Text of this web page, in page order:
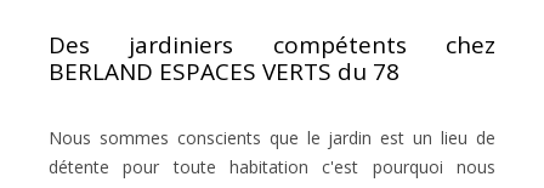
Des jardiniers compétents chez
BERLAND ESPACES VERTS du 78
Nous sommes conscients que le jardin est un lieu de
détente pour toute habitation c'est pourquoi nous